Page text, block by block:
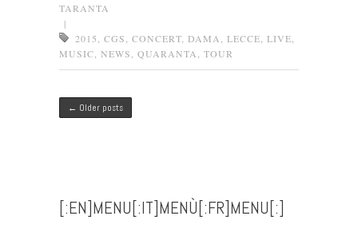
TARANTA
|
2015
CGS CONCERT DAMA LECCE LIVE
MUSIC NEWS QUARANTA TOUR
Post navigation
← Older posts
[:EN]MENU[:IT]MENÙ[:FR]MENU[:]